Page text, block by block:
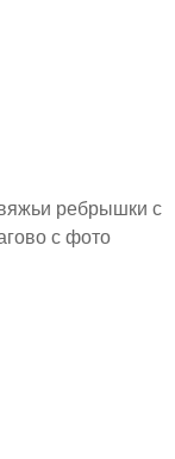
ребрышки с
с фото